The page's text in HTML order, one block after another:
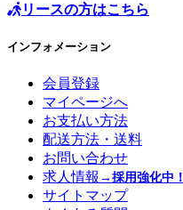
リースの方はこちら
インフォメーション
会員登録
マイページへ
お支払い方法
配送方法・送料
お問い合わせ
求人情報 →採用強化中！
サイトマップ